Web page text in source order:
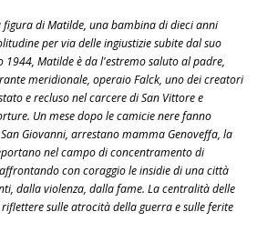
di Matilde, una bambina di dieci anni
per via delle ingiustizie subite dal suo
Matilde è da l'estremo saluto al padre,
meridionale, operaio Falck, uno dei creatori
e recluso nel carcere di San Vittore e
Un mese dopo le camicie nere fanno
Giovanni, arrestano mamma Genoveffa, la
nel campo di concentramento di
con coraggio le insidie di una città
dalla violenza, dalla fame. La centralità delle
sulle atrocità della guerra e sulle ferite